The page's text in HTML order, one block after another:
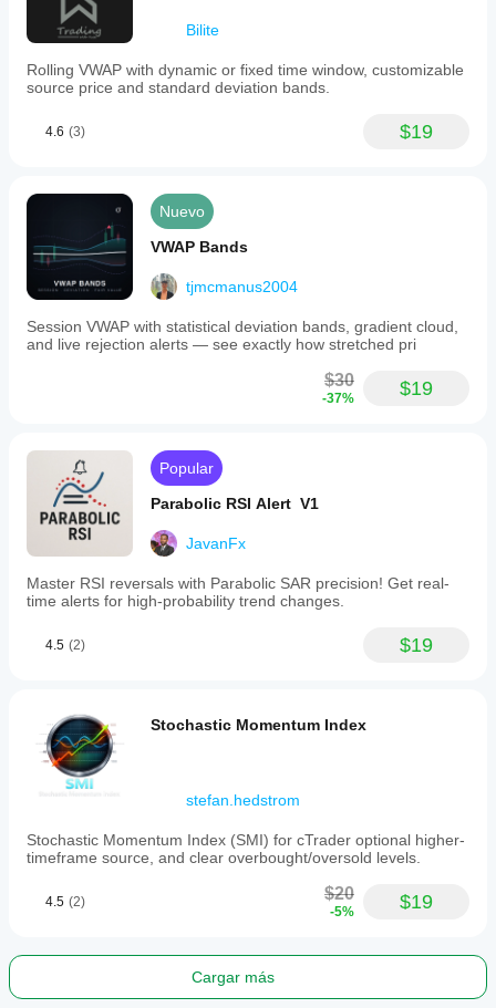
Bilite
Rolling VWAP with dynamic or fixed time window, customizable
source price and standard deviation bands.
4.6 (3) $19
Nuevo
VWAP Bands
tjmcmanus2004
Session VWAP with statistical deviation bands, gradient cloud,
and live rejection alerts — see exactly how stretched pri
$30
-37% $19
Popular
Parabolic RSI Alert V1
JavanFx
Master RSI reversals with Parabolic SAR precision! Get real-
time alerts for high-probability trend changes.
4.5 (2) $19
Stochastic Momentum Index
stefan.hedstrom
Stochastic Momentum Index (SMI) for cTrader optional higher-
timeframe source, and clear overbought/oversold levels.
4.5 (2) $20
-5% $19
Cargar más